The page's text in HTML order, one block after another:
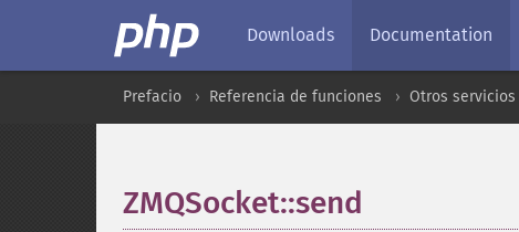
Downloads Documentation
Prefacio Referencia de funciones Otros servicios
ZMQSocket::send